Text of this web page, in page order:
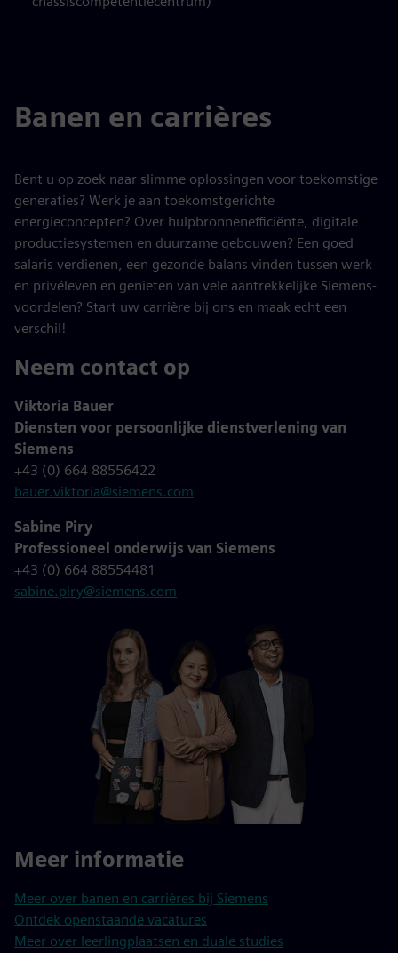
Banen en carrières
Bent u op zoek naar slimme oplossingen voor toekomstige
generaties? Werk je aan toekomstgerichte
energieconcepten? Over hulpbronnenefficiënte, digitale
productiesystemen en duurzame gebouwen? Een goed
salaris verdienen, een gezonde balans vinden tussen werk
en privéleven en genieten van vele aantrekkelijke Siemens-
voordelen? Start uw carrière bij ons en maak echt een
verschil!
Neem contact op
Viktoria Bauer
Diensten voor persoonlijke dienstverlening van
Siemens
+43 (0) 664 88556422
bauer.viktoria@siemens.com
Sabine Piry
Professioneel onderwijs van Siemens
+43 (0) 664 88554481
sabine.piry@siemens.com
Meer informatie
Meer over banen en carrières bij Siemens
Ontdek openstaande vacatures
Meer over leerlingplaatsen en duale studies